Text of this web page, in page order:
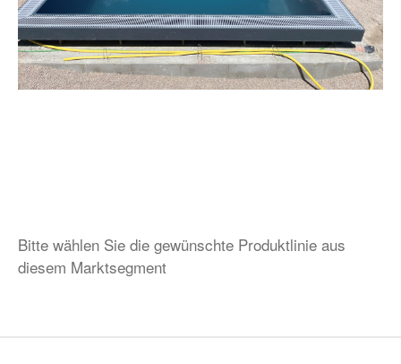
Bitte wählen Sie die gewünschte Produktlinie aus
diesem Marktsegment